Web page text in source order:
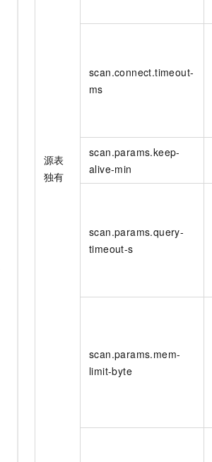
源表
独有
scan.connect.timeout-
ms
scan.params.keep-
alive-min
scan.params.query-
timeout-s
scan.params.mem-
limit-byte